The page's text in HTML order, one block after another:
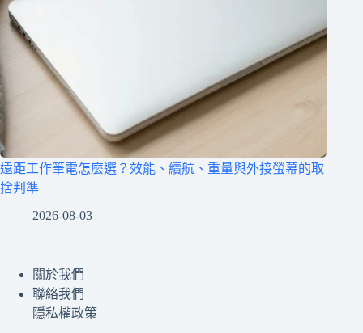
遠距工作筆電怎麼選？效能、續航、重量與外接螢幕的取
捨判準
2026-08-03
關於我們
聯絡我們
隱私權政策